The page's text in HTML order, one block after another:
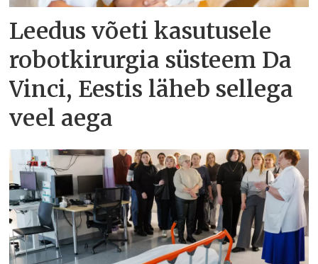
Leedus võeti kasutusele
robotkirurgia süsteem Da
Vinci, Eestis läheb sellega
veel aega